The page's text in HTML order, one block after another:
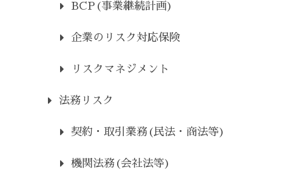
BCP(事業継続計画)
企業のリスク対応保険
リスクマネジメント
法務リスク
契約・取引業務(民法・商法等)
機関法務(会社法等)